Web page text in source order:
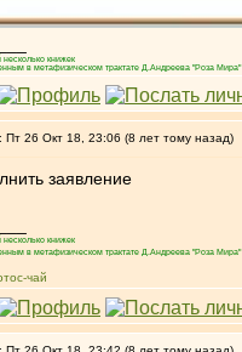
книжек
в метафизическом трактате Д.Андреева "Роза Мира"
Пт 26 Окт 18, 23:06 (8 лет тому назад)
заявление
книжек
в метафизическом трактате Д.Андреева "Роза Мира"
чай